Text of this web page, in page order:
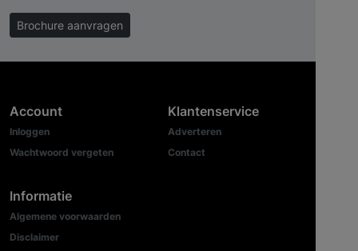
Brochure aanvragen
Account
Inloggen
Wachtwoord vergeten
Informatie
Algemene voorwaarden
Disclaimer
Klantenservice
Adverteren
Contact